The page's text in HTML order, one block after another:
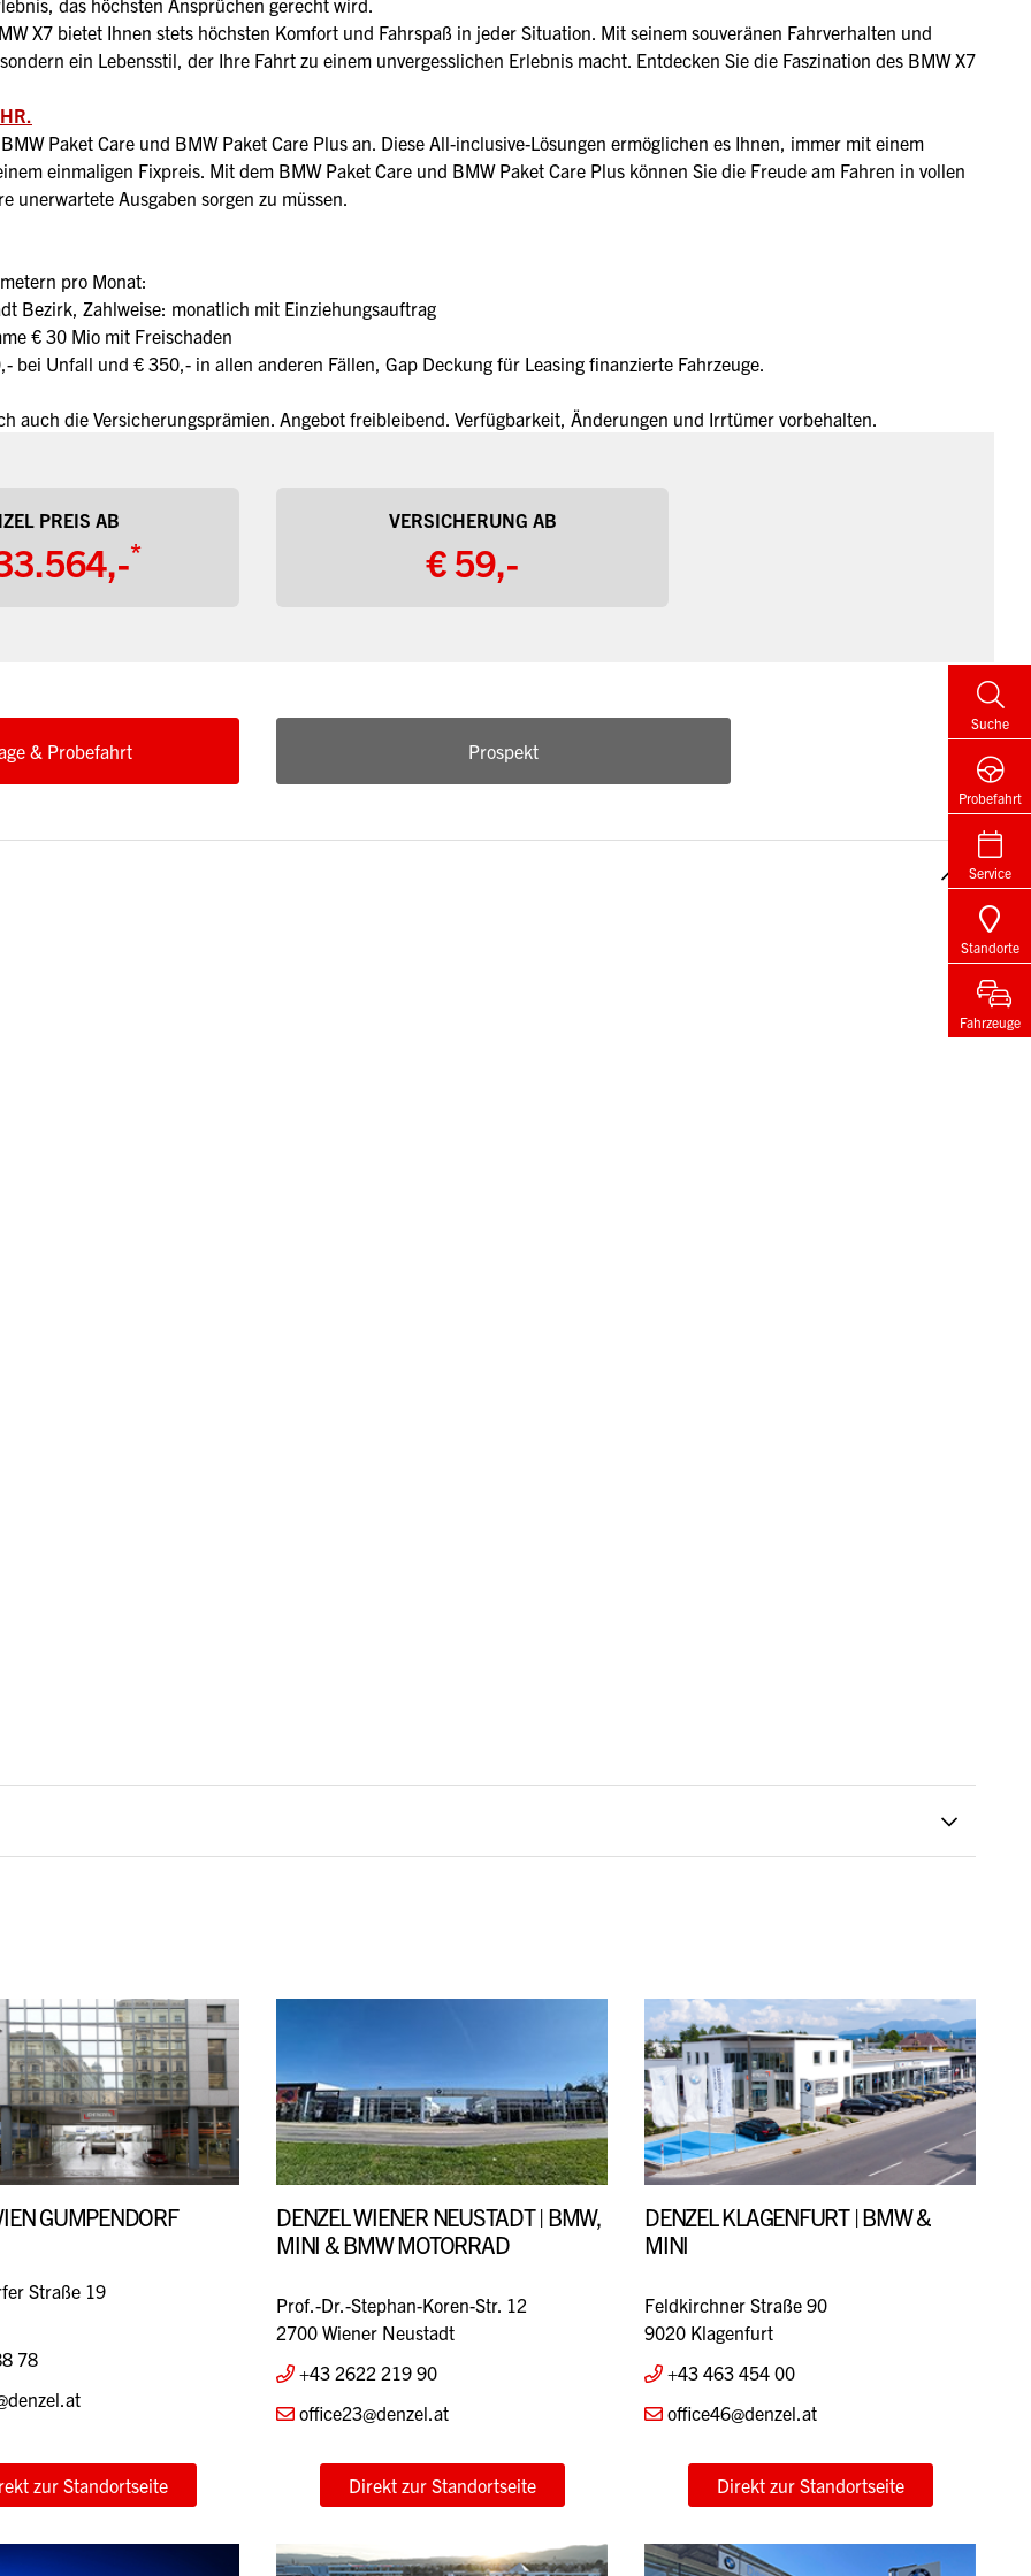
das höchsten Ansprüchen gerecht wird.
X7 bietet Ihnen stets höchsten Komfort und Fahrspaß in jeder Situation. Mit seinem souveränen Fahrverhalten und
ein Lebensstil, der Ihre Fahrt zu einem unvergesslichen Erlebnis macht. Entdecken Sie die Faszination des BMW X7
Paket Care und BMW Paket Care Plus an. Diese All-inclusive-Lösungen ermöglichen es Ihnen, immer mit einem
einmaligen Fixpreis. Mit dem BMW Paket Care und BMW Paket Care Plus können Sie die Freude am Fahren in vollen
unerwartete Ausgaben sorgen zu müssen.
pro Monat:
Bezirk, Zahlweise: monatlich mit Einziehungsauftrag
€ 30 Mio mit Freischaden
bei Unfall und € 350,- in allen anderen Fällen, Gap Deckung für Leasing finanzierte Fahrzeuge.
auch die Versicherungsprämien. Angebot freibleibend. Verfügbarkeit, Änderungen und Irrtümer vorbehalten.
PREIS AB
*
VERSICHERUNG AB
€ 59,-
& Probefahrt Prospekt
GUMPENDORF
Straße 19
78
zur Standortseite
DENZEL WIENER NEUSTADT | BMW,
MINI & BMW MOTORRAD
Prof.-Dr.-Stephan-Koren-Str. 12
2700 Wiener Neustadt
+43 2622 219 90
office23@denzel.at
Direkt zur Standortseite
DENZEL KLAGENFURT | BMW &
MINI
Feldkirchner Straße 90
9020 Klagenfurt
+43 463 454 00
office46@denzel.at
Direkt zur Standortseite
Suche
Probefahrt
Service
Standorte
Fahrzeuge